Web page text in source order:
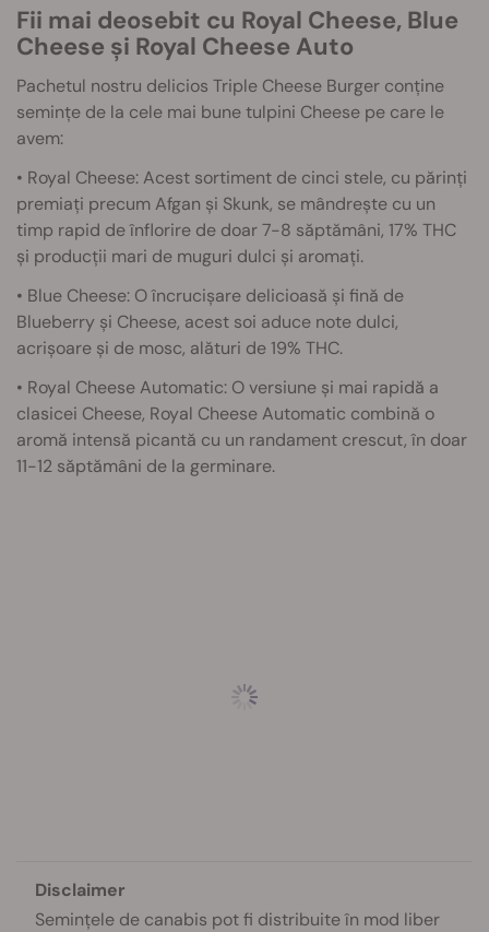
Fii mai deosebit cu Royal Cheese, Blue
Cheese și Royal Cheese Auto
Pachetul nostru delicios Triple Cheese Burger conține
semințe de la cele mai bune tulpini Cheese pe care le
avem:
• Royal Cheese: Acest sortiment de cinci stele, cu părinți
premiați precum Afgan și Skunk, se mândrește cu un
timp rapid de înflorire de doar 7-8 săptămâni, 17% THC
și producții mari de muguri dulci și aromați.
• Blue Cheese: O încrucișare delicioasă și fină de
Blueberry și Cheese, acest soi aduce note dulci,
acrișoare și de mosc, alături de 19% THC.
• Royal Cheese Automatic: O versiune și mai rapidă a
clasicei Cheese, Royal Cheese Automatic combină o
aromă intensă picantă cu un randament crescut, în doar
11-12 săptămâni de la germinare.
Disclaimer
Semințele de canabis pot fi distribuite în mod liber